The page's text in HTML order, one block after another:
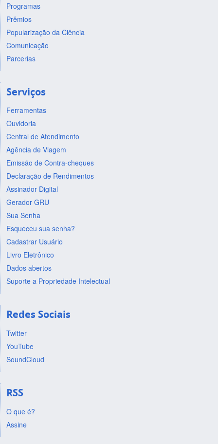
Programas
Prêmios
Popularização da Ciência
Comunicação
Parcerias
Serviços
Ferramentas
Ouvidoria
Central de Atendimento
Agência de Viagem
Emissão de Contra-cheques
Declaração de Rendimentos
Assinador Digital
Gerador GRU
Sua Senha
Esqueceu sua senha?
Cadastrar Usuário
Livro Eletrônico
Dados abertos
Suporte a Propriedade Intelectual
Redes Sociais
Twitter
YouTube
SoundCloud
RSS
O que é?
Assine